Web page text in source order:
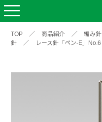
TOP ／ 商品紹介 ／ 編み針
針
／ レース針「ペン-E」No.6